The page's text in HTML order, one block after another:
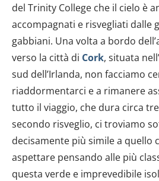
del Trinity College che il cielo è
accompagnati e risvegliati dalle
gabbiani. Una volta a bordo
verso la città di Cork, situata
sud dell’Irlanda, non facciamo
riaddormentarci e a rimanere
tutto il viaggio, che dura circa
secondo risveglio, ci troviamo
decisamente più simile a quello
aspettare pensando alle più
questa verde e imprevedibile